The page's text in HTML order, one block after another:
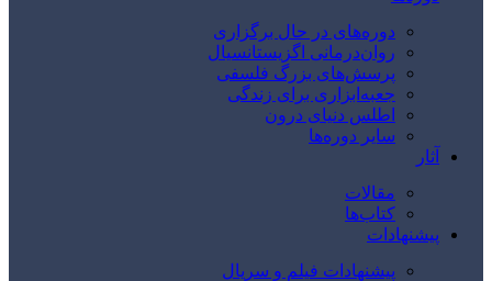
دوره‌های در حال برگزاری
روان‌درمانی اگزیستانسیال
پرسش‌های بزرگ فلسفی
جعبه‌ابزاری برای زندگی
اطلس دنیای درون
سایر دوره‌ها
آثار
مقالات
کتاب‌ها
پیشنهادات
پیشنهادات فیلم و سریال